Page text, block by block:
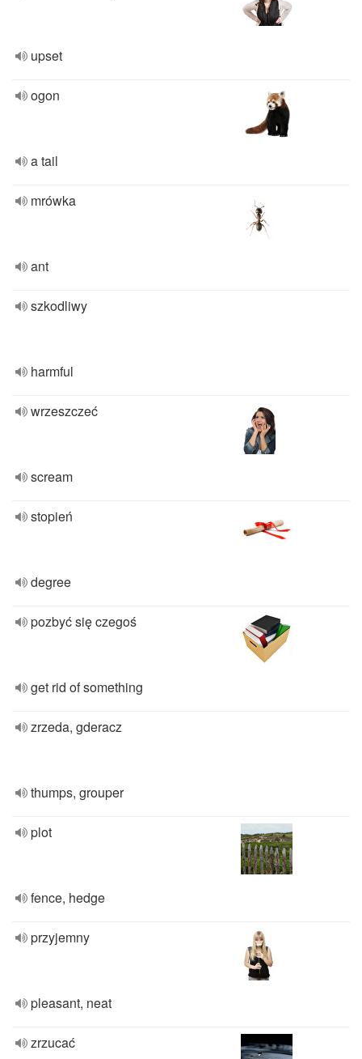
upset
ogon
a tail
mrówka
ant
szkodliwy
harmful
wrzeszczeć
scream
stopień
degree
pozbyć się czegoś
get rid of something
zrzeda, gderacz
thumps, grouper
plot
fence, hedge
przyjemny
pleasant, neat
zrzucać